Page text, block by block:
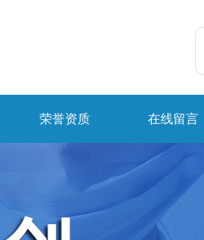
荣誉资质 在线留言